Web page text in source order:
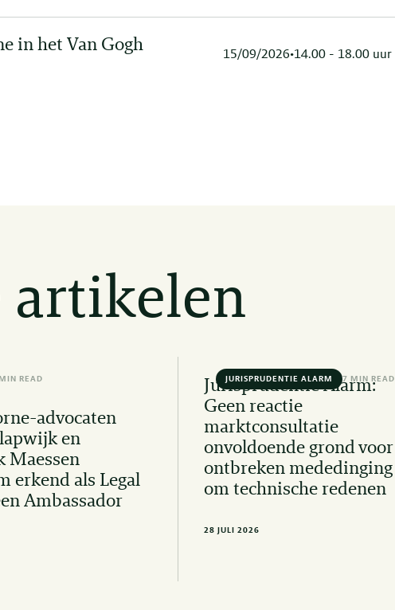
in het Van Gogh
15/09/2026•14.00 - 18.00 uur
artikelen
READ
advocaten
en
Maessen
erkend als Legal
Ambassador
JURISPRUDENTIE ALARM 7 MIN READ
Jurisprudentie Alarm:
Geen reactie
marktconsultatie
onvoldoende grond voor
ontbreken mededinging
om technische redenen
28 JULI 2026